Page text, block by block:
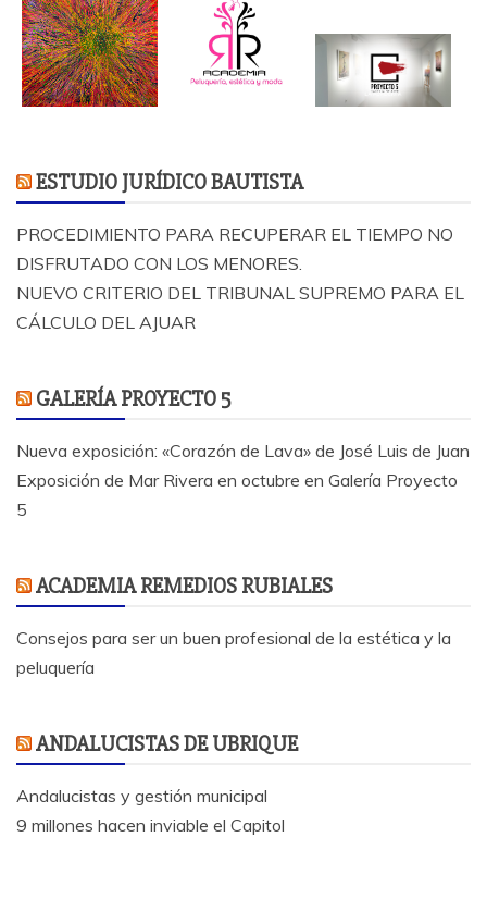
ESTUDIO JURÍDICO BAUTISTA
PROCEDIMIENTO PARA RECUPERAR EL TIEMPO NO
DISFRUTADO CON LOS MENORES.
NUEVO CRITERIO DEL TRIBUNAL SUPREMO PARA EL
CÁLCULO DEL AJUAR
GALERÍA PROYECTO 5
Nueva exposición: «Corazón de Lava» de José Luis de Juan
Exposición de Mar Rivera en octubre en Galería Proyecto
5
ACADEMIA REMEDIOS RUBIALES
Consejos para ser un buen profesional de la estética y la
peluquería
ANDALUCISTAS DE UBRIQUE
Andalucistas y gestión municipal
9 millones hacen inviable el Capitol